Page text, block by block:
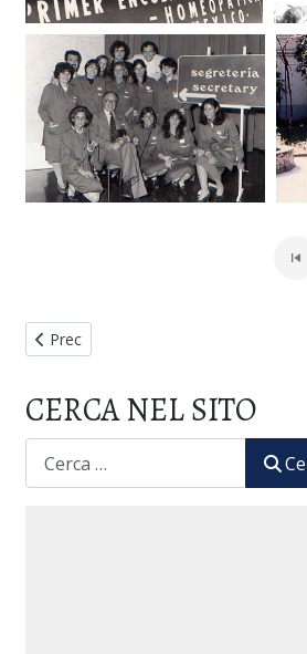
Articolo precedente: XXVIII Seminario
Prec
CERCA NEL SITO